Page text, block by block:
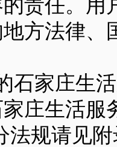
责任。用
方法律、
石家庄生
庄生活服
法规请见